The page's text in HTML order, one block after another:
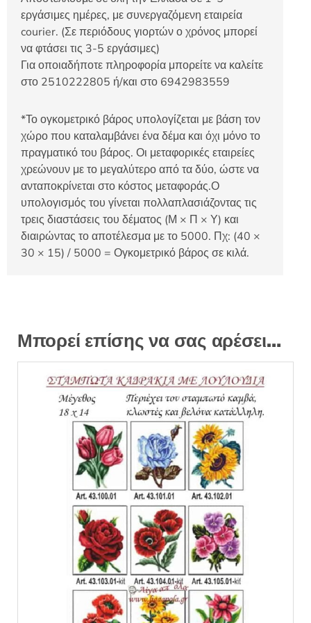
εργάσιμες ημέρες, με συνεργαζόμενη εταιρεία
courier. (Σε περιόδους γιορτών ο χρόνος μπορεί
να φτάσει τις 3-5 εργάσιμες)
Για οποιαδήποτε πληροφορία μπορείτε να καλείτε
στο 2510222805 ή/και στο 6942983559
*Το ογκομετρικό βάρος υπολογίζεται με βάση τον
χώρο που καταλαμβάνει ένα δέμα και όχι μόνο το
πραγματικό του βάρος. Οι μεταφορικές εταιρείες
χρεώνουν με το μεγαλύτερο από τα δύο, ώστε να
ανταποκρίνεται στο κόστος μεταφοράς.Ο
υπολογισμός του γίνεται πολλαπλασιάζοντας τις
τρεις διαστάσεις του δέματος (Μ × Π × Υ) και
διαιρώντας το αποτέλεσμα με το 5000. Πχ: (40 ×
30 × 15) / 5000 = Ογκομετρικό βάρος σε κιλά.
Μπορεί επίσης να σας αρέσει…